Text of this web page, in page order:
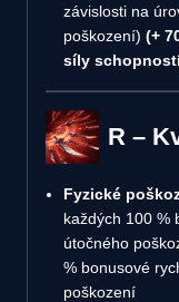
závislosti na
poškození) (+
síly
R –
Fyzické
každých 100 %
útočného
% bonusové
poškození